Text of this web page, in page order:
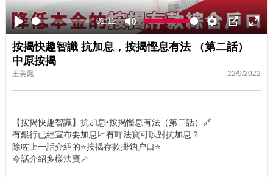
Play
02:12
Mute Settings
PIP
按揭快趣智識 抗加息，按揭慳息有法 （第二話）
中原按揭
王美鳳 22/9/2022
【按揭快趣智識】抗加息•按揭慳息有法（第二話）🔗
有銀行已經宣布要加息📈有咩法寶可以對抗加息？
除咗上一話介紹的⭐️按揭存款掛鈎户口⭐️
今話介紹多樣法寶🪄